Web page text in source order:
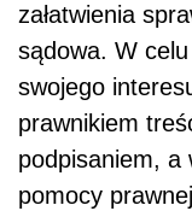
załatwienia
sądowa. W
swojego
prawnikiem
podpisaniem, a
pomocy